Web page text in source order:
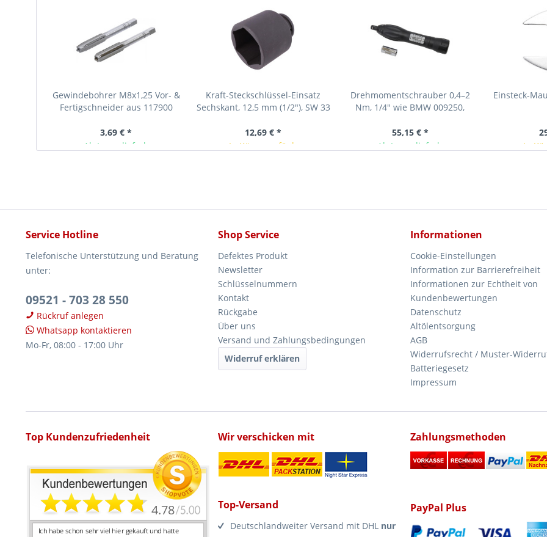
Gewindebohrer M8x1,25 Vor- &
Fertigschneider aus 117900
3,69 € *
Ab Lager lieferbar
Kraft-Steckschlüssel-Einsatz
Sechskant, 12,5 mm (1/2"), SW 33
12,69 € *
In Kürze verfügbar
Drehmomentschrauber 0,4–2
Nm, 1/4" wie BMW 009250,
55,15 € *
Ab Lager lieferbar
Einsteck-
In
Service Hotline
Telefonische Unterstützung und Beratung
unter:
09521 - 703 28 550
Rückruf anlegen
Whatsapp kontaktieren
Mo-Fr, 08:00 - 17:00 Uhr
Shop Service
Defektes Produkt
Newsletter
Schlüsselnummern
Kontakt
Rückgabe
Über uns
Versand und Zahlungsbedingungen
Widerruf erklären
Informationen
Cookie-Einstellungen
Information zur Barrierefreiheit
Informationen zur Echtheit von
Kundenbewertungen
Datenschutz
Altölentsorgung
AGB
Widerrufsrecht / Muster-
Batteriegesetz
Impressum
Top Kundenzufriedenheit Wir verschicken mit
Top-Versand
Deutschlandweiter Versand mit DHL nur
Zahlungsmethoden
PayPal Plus